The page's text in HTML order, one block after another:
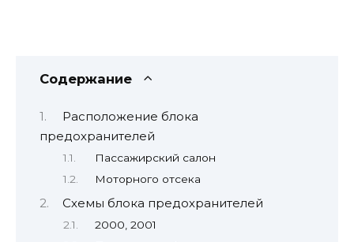
Содержание
Расположение блока
предохранителей
Пассажирский салон
Моторного отсека
Схемы блока предохранителей
2000, 2001